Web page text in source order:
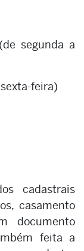
segunda a
feira)
cadastrais
casamento
documento
feita a